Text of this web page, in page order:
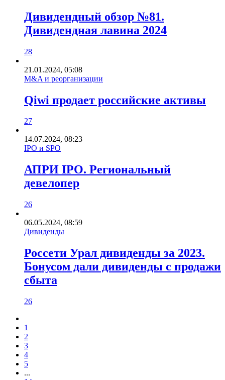
Дивидендный обзор №81.
Дивидендная лавина 2024
28
21.01.2024, 05:08
M&A и реорганизации
Qiwi продает российские активы
27
14.07.2024, 08:23
IPO и SPO
АПРИ IPO. Региональный
девелопер
26
06.05.2024, 08:59
Дивиденды
Россети Урал дивиденды за 2023.
Бонусом дали дивиденды с продажи
сбыта
26
1
2
3
4
5
...